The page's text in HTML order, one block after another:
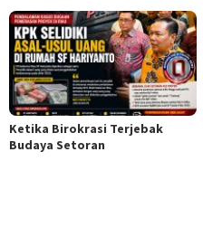
Ketika Birokrasi Terjebak
Budaya Setoran